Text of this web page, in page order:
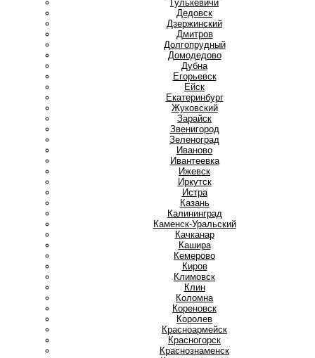
Гулькевичи
Дедовск
Дзержинский
Дмитров
Долгопрудный
Домодедово
Дубна
Егорьевск
Ейск
Екатеринбург
Жуковский
Зарайск
Звенигород
Зеленоград
Иваново
Ивантеевка
Ижевск
Иркутск
Истра
Казань
Калининград
Каменск-Уральский
Качканар
Кашира
Кемерово
Киров
Климовск
Клин
Коломна
Кореновск
Королев
Красноармейск
Красногорск
Краснознаменск